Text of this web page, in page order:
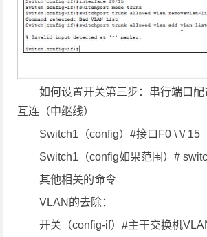
如何设置开关第三步：串行端口
互连（中继线）
Switch1（config）#接口F0 \ \/ 15
Switch1（config如果范围）#
其他相关的命令
VLAN的去除：
开关（config-if）#主干交换机